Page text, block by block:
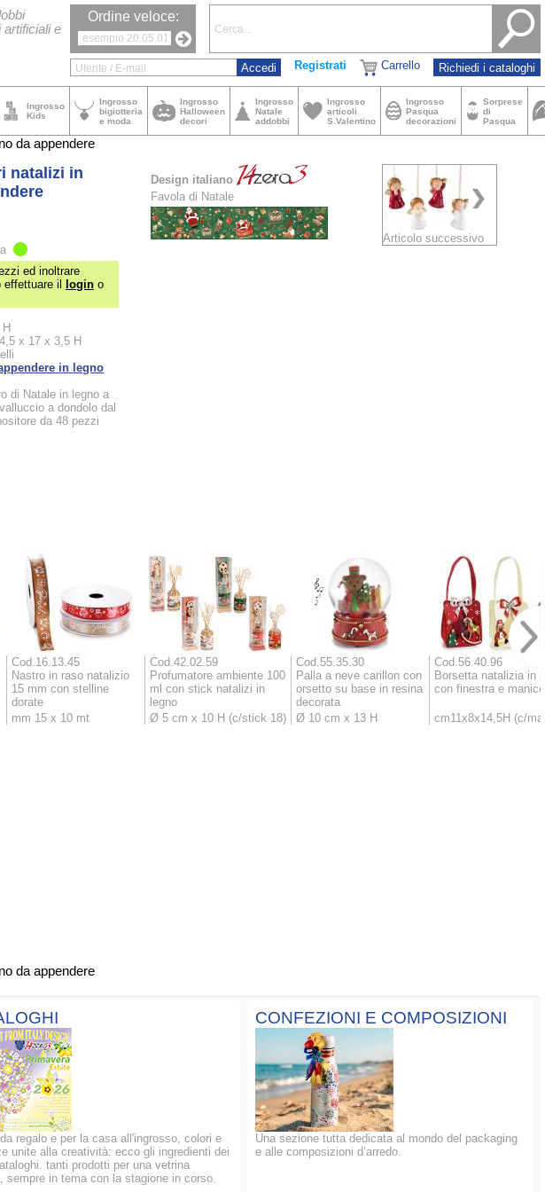
Registrati Carrello Richiedi i cataloghi
e
Ordine veloce:
Ingrosso
Kids
Ingrosso
bigiotteria
e moda
Ingrosso
Halloween
decori
Ingrosso
Natale
addobbi
Ingrosso
articoli
S.Valentino
Ingrosso
Pasqua
decorazioni
Sorprese
di
Pasqua
da appendere
natalizi in
ed inoltrare
effettuare il
login o
x 17 x 3,5 H
in legno
di Natale in legno a
a dondolo dal
da 48 pezzi
Design italiano
Favola di Natale
Articolo successivo
Cod.16.13.45
Nastro in raso natalizio
15 mm con stelline
dorate
mm 15 x 10 mt
Cod.42.02.59
Profumatore ambiente 100
ml con stick natalizi in
legno
Ø 5 cm x 10 H (c/stick 18)
Cod.55.35.30
Palla a neve carillon con
orsetto su base in resina
decorata
Ø 10 cm x 13 H
Cod.56.40.96
Borsetta natalizia in
con finestra e manico
cm11x8x14,5H (c/
da appendere
regalo e per la casa all'ingrosso, colori e
unite alla creatività: ecco gli ingredienti dei
tanti prodotti per una vetrina
sempre in tema con la stagione in corso.
CONFEZIONI E COMPOSIZIONI
Una sezione tutta dedicata al mondo del packaging
e alle composizioni d’arredo.